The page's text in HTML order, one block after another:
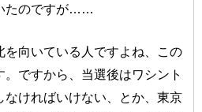
たのですが……
を向いている人ですよね、この
ですから、当選後はワシント
なければいけない、とか、東京